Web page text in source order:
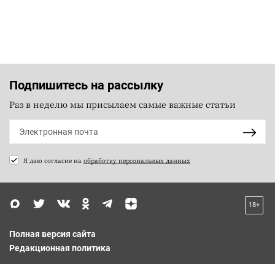
Подпишитесь на рассылку
Раз в неделю мы присылаем самые важные статьи
Я даю согласие на обработку персональных данных
18+
Полная версия сайта
Редакционная политика